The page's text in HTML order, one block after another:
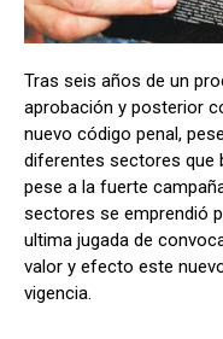
Tras seis años de un
aprobación y posterior
nuevo código penal,
diferentes sectores que
pese a la fuerte
sectores se emprendió
ultima jugada de
valor y efecto este
vigencia.